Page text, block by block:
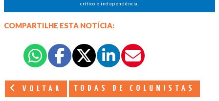
crítico e independência.
COMPARTILHE ESTA NOTÍCIA:
VOLTAR TODAS DE COLUNISTAS